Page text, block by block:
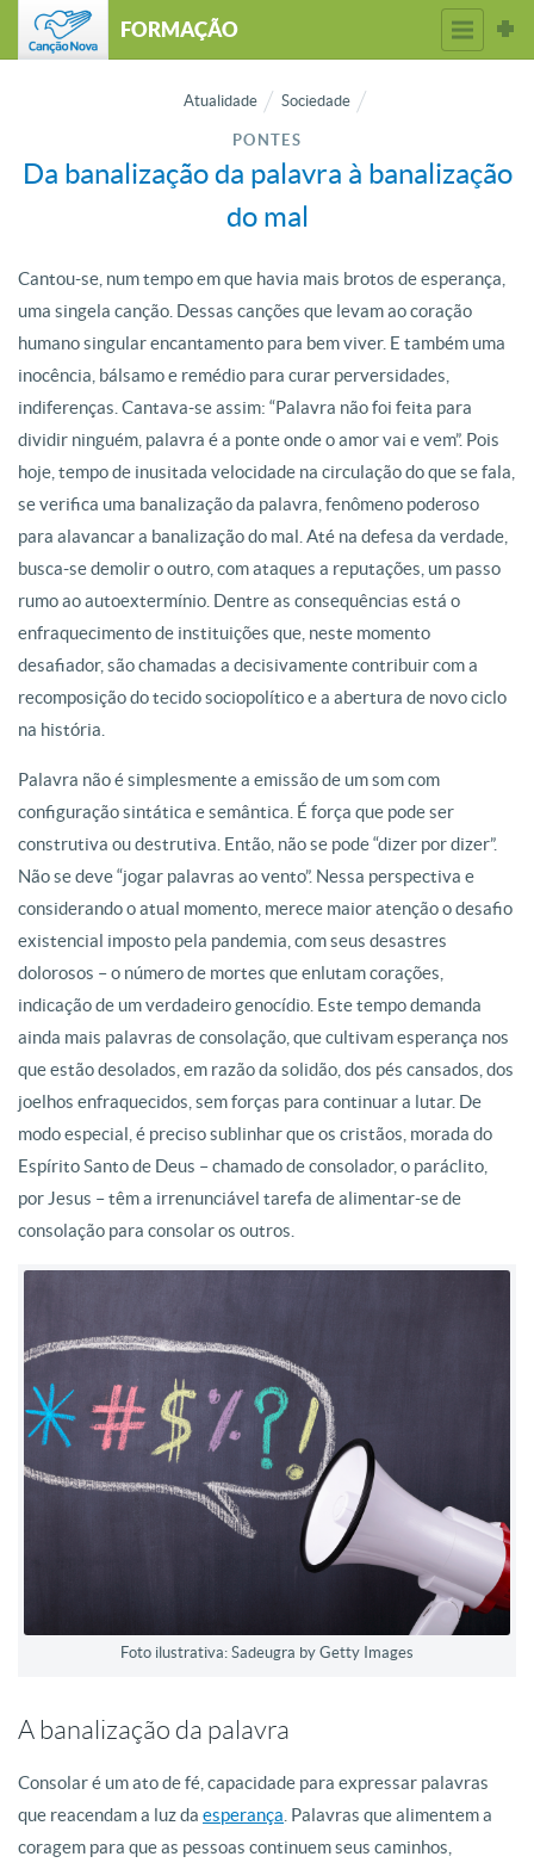
FORMAÇÃO
Atualidade Sociedade
PONTES
Da banalização da palavra à banalização
do mal
Cantou-se, num tempo em que havia mais brotos de esperança,
uma singela canção. Dessas canções que levam ao coração
humano singular encantamento para bem viver. E também uma
inocência, bálsamo e remédio para curar perversidades,
indiferenças. Cantava-se assim: “Palavra não foi feita para
dividir ninguém, palavra é a ponte onde o amor vai e vem”. Pois
hoje, tempo de inusitada velocidade na circulação do que se fala,
se verifica uma banalização da palavra, fenômeno poderoso
para alavancar a banalização do mal. Até na defesa da verdade,
busca-se demolir o outro, com ataques a reputações, um passo
rumo ao autoextermínio. Dentre as consequências está o
enfraquecimento de instituições que, neste momento
desafiador, são chamadas a decisivamente contribuir com a
recomposição do tecido sociopolítico e a abertura de novo ciclo
na história.
Palavra não é simplesmente a emissão de um som com
configuração sintática e semântica. É força que pode ser
construtiva ou destrutiva. Então, não se pode “dizer por dizer”.
Não se deve “jogar palavras ao vento”. Nessa perspectiva e
considerando o atual momento, merece maior atenção o desafio
existencial imposto pela pandemia, com seus desastres
dolorosos – o número de mortes que enlutam corações,
indicação de um verdadeiro genocídio. Este tempo demanda
ainda mais palavras de consolação, que cultivam esperança nos
que estão desolados, em razão da solidão, dos pés cansados, dos
joelhos enfraquecidos, sem forças para continuar a lutar. De
modo especial, é preciso sublinhar que os cristãos, morada do
Espírito Santo de Deus – chamado de consolador, o paráclito,
por Jesus – têm a irrenunciável tarefa de alimentar-se de
consolação para consolar os outros.
Foto ilustrativa: Sadeugra by Getty Images
A banalização da palavra
Consolar é um ato de fé, capacidade para expressar palavras
que reacendam a luz da esperança . Palavras que alimentem a
coragem para que as pessoas continuem seus caminhos,